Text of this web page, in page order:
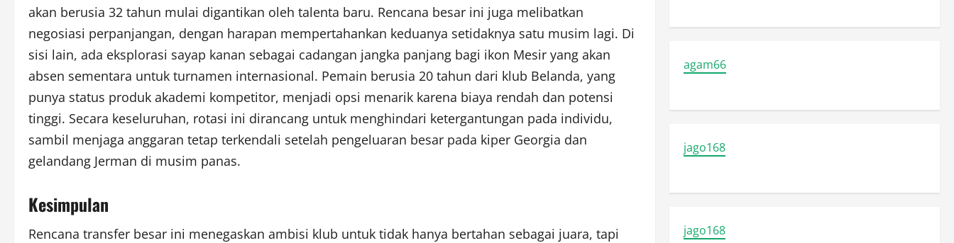
akan berusia 32 tahun mulai digantikan oleh talenta baru. Rencana besar ini juga melibatkan
negosiasi perpanjangan, dengan harapan mempertahankan keduanya setidaknya satu musim lagi. Di
sisi lain, ada eksplorasi sayap kanan sebagai cadangan jangka panjang bagi ikon Mesir yang akan
absen sementara untuk turnamen internasional. Pemain berusia 20 tahun dari klub Belanda, yang
punya status produk akademi kompetitor, menjadi opsi menarik karena biaya rendah dan potensi
tinggi. Secara keseluruhan, rotasi ini dirancang untuk menghindari ketergantungan pada individu,
sambil menjaga anggaran tetap terkendali setelah pengeluaran besar pada kiper Georgia dan
gelandang Jerman di musim panas.
Kesimpulan
Rencana transfer besar ini menegaskan ambisi klub untuk tidak hanya bertahan sebagai juara, tapi
agam66
jago168
jago168